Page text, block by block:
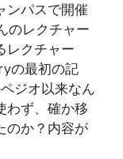
ンパスで開催
のレクチャー
レクチャー
の最初の記
ジオ以来なん
わず、確か移
のか？内容が